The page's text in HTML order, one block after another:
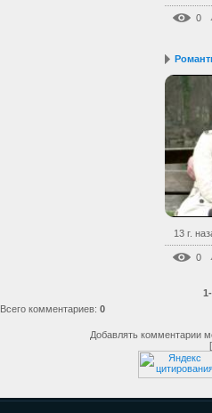
0
13 г.
0
Всего комментариев: 0
Добавлять комментарии